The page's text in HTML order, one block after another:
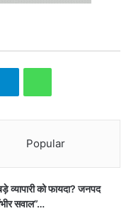
Popular
व्यापारी को फायदा? जनपद
सवाल”…